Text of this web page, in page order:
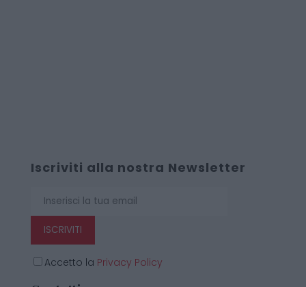
Iscriviti alla nostra Newsletter
ISCRIVITI
Accetto la Privacy Policy